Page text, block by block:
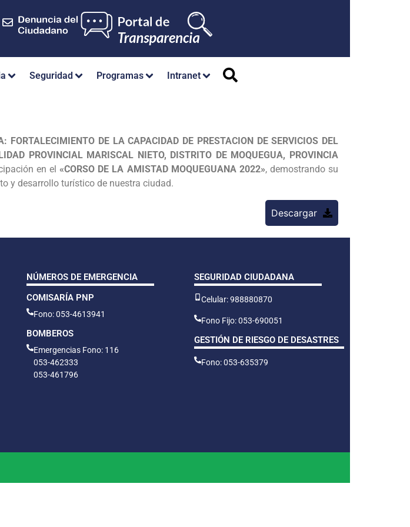
Seguridad Programas Intranet
FORTALECIMIENTO DE LA CAPACIDAD DE PRESTACION DE SERVICIOS DEL
PROVINCIAL MARISCAL NIETO, DISTRITO DE MOQUEGUA, PROVINCIA
en el «CORSO DE LA AMISTAD MOQUEGUANA 2022», demostrando su
y desarrollo turístico de nuestra ciudad.
Descargar
NÚMEROS DE EMERGENCIA
COMISARÍA PNP
Fono: 053-4613941
BOMBEROS
Emergencias Fono: 116
053-462333
053-461796
SEGURIDAD CIUDADANA
Celular: 988880870
Fono Fijo: 053-690051
GESTIÓN DE RIESGO DE DESASTRES
Fono: 053-635379